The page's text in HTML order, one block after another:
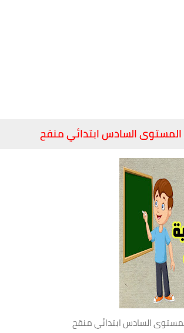
المستوى السادس ابتدائي منقح
السادس ابتدائي منقح